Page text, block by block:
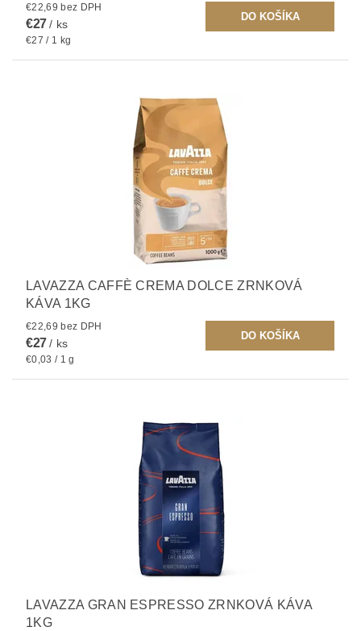
€22,69 bez DPH
€27/ ks
€27 / 1 kg
LAVAZZA CAFFÈ CREMA DOLCE ZRNKOVÁ
KÁVA 1KG
€22,69 bez DPH
€27/ ks
€0,03 / 1 g
LAVAZZA GRAN ESPRESSO ZRNKOVÁ KÁVA
1KG